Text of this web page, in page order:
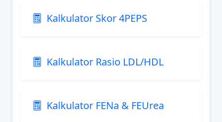
Kalkulator Skor 4PEPS
Kalkulator Rasio LDL/HDL
Kalkulator FENa & FEUrea